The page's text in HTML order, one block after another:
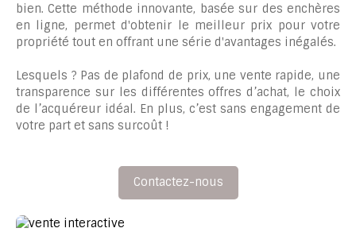
bien. Cette méthode innovante, basée sur des enchères
en ligne, permet d'obtenir le meilleur prix pour votre
propriété tout en offrant une série d'avantages inégalés.
Lesquels ? Pas de plafond de prix, une vente rapide, une
transparence sur les différentes offres d’achat, le choix
de l’acquéreur idéal. En plus, c’est sans engagement de
votre part et sans surcoût !
Contactez-nous